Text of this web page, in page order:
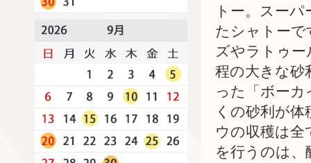
トー。スー
たシャトーで
ズやラトゥ
程の大きな砂
った「ボー
くの砂利が
ウの収穫は全
を行うのは